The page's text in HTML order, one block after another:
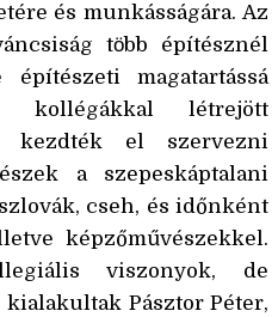
és munkásságára. Az
tӧbb építésznél
építészeti magatartássá
kollégákkal létrejött
kezdték el szervezni
a szepeskáptalani
cseh, és időnként
képzőművészekkel.
viszonyok, de
kialakultak Pásztor Péter,